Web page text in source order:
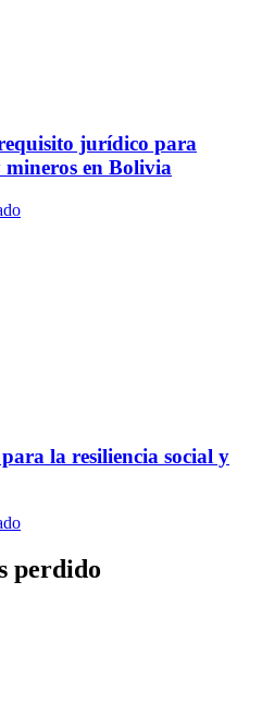
jurídico para
en Bolivia
la resiliencia social y
perdido